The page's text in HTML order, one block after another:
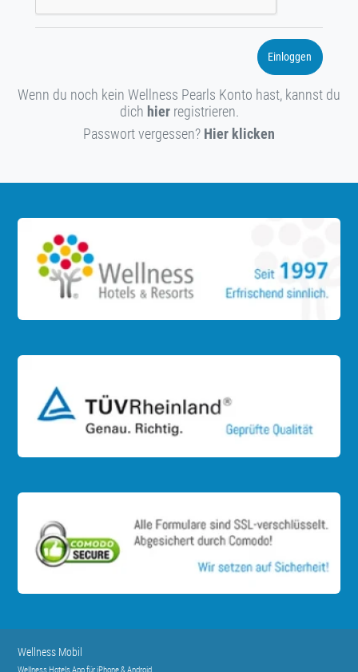
Einloggen
Wenn du noch kein Wellness Pearls Konto hast, kannst du
dich hierregistrieren.
Passwort vergessen? Hier klicken
Wellness Mobil